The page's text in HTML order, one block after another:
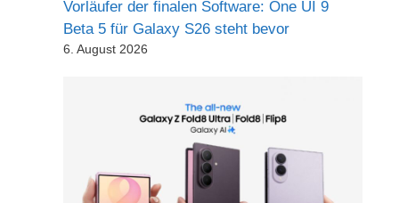
Vorläufer der finalen Software: One UI 9
Beta 5 für Galaxy S26 steht bevor
6. August 2026